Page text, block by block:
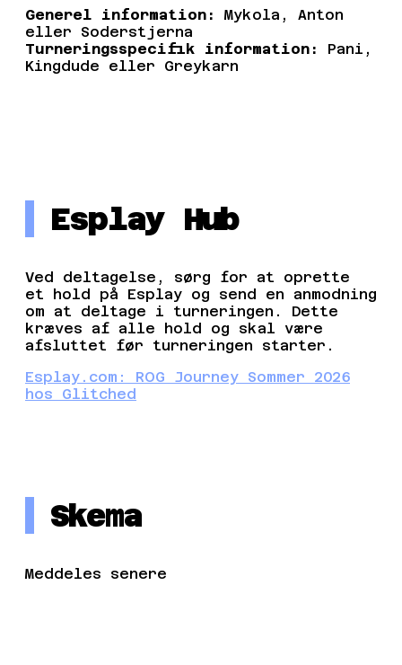
Generel information: Mykola, Anton
eller Soderstjerna
Turneringsspecifik information: Pani,
Kingdude eller Greykarn
Esplay Hub
Ved deltagelse, sørg for at oprette
et hold på Esplay og send en anmodning
om at deltage i turneringen. Dette
kræves af alle hold og skal være
afsluttet før turneringen starter.
Esplay.com: ROG Journey Sommer 2026
hos Glitched
Skema
Meddeles senere